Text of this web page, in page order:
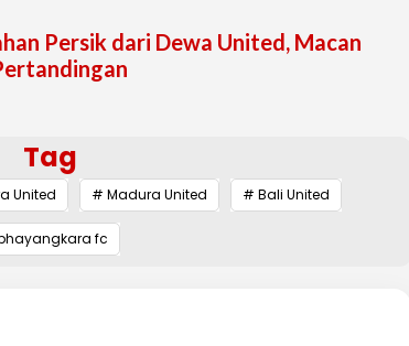
Persik dari Dewa United, Macan
Tag
United # Madura United # Bali United
fc